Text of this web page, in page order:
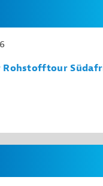
Rohstofftour